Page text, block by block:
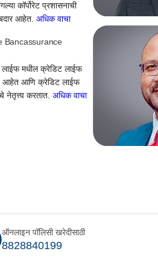
कॉर्पोरेट प्रशासनाची
आहेत.अधिक वाचा
Bancassurance
लाईफ मधील क्रेडिट लाईफ
आहेत आणि क्रेडिट लाईफ
नेतृत्त्व करतात.अधिक वाचा
8828840199
ऑनलाइन पॉलिसी खरेदीसाठी